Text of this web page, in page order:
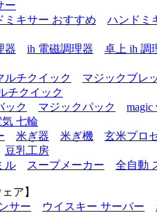
ー
ミキサー おすすめ
ハンドミ
器 ih 電磁調理器
卓上 ih 調
ルチクイック
マジックブレ
チクイック
ック マジックパック
magic
気 七輪
米ぎ器 米ぎ機
玄米プロ
豆乳工房
ル スープメーカー 全自動
ア】
サー ウイスキー サーバー